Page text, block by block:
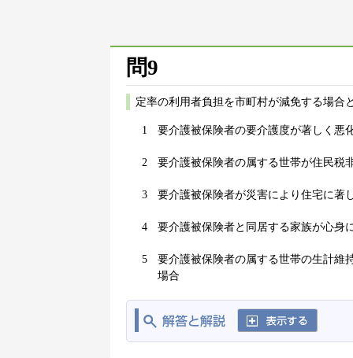
問9
定率の利用者負担を市町村が減免する場合
1 要介護被保険者の要介護度が著しく悪
2 要介護被保険者の属する世帯が住民税
3 要介護被保険者が災害により住宅に著
4 要介護被保険者と同居する家族が心身
5
要介護被保険者の属する世帯の生計維
場合